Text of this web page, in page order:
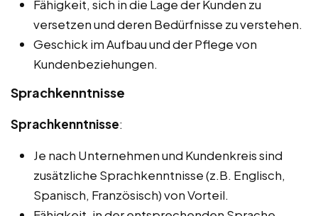
Fähigkeit, sich in die Lage der Kunden zu
versetzen und deren Bedürfnisse zu verstehen.
Geschick im Aufbau und der Pflege von
Kundenbeziehungen.
Sprachkenntnisse
Sprachkenntnisse:
Je nach Unternehmen und Kundenkreis sind
zusätzliche Sprachkenntnisse (z.B. Englisch,
Spanisch, Französisch) von Vorteil.